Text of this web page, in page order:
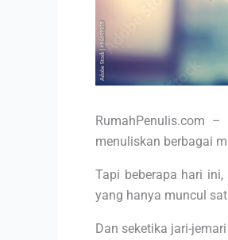
RumahPenulis.com
menuliskan berbagai
Tapi beberapa hari
yang hanya muncul
Dan seketika jari-